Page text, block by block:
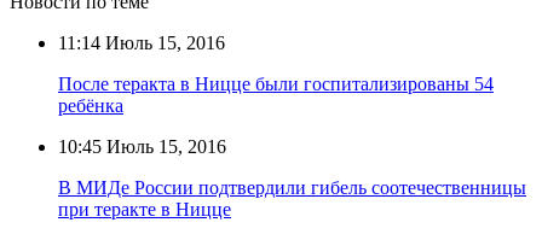
11:14 Июль 15, 2016
После теракта в Ницце были госпитализированы 54
ребёнка
10:45 Июль 15, 2016
В МИДе России подтвердили гибель соотечественницы
при теракте в Ницце